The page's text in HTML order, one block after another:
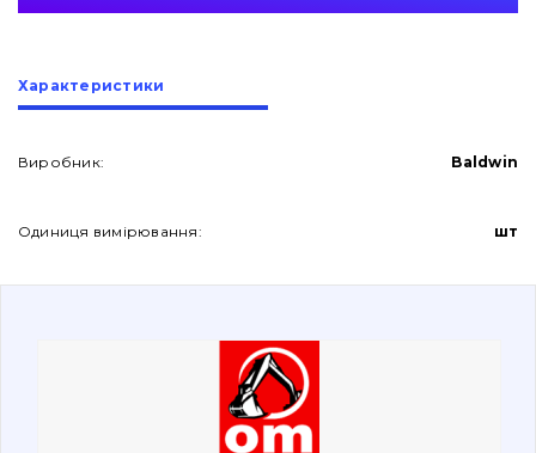
Про нас
Контакти
Вакансії
Фільтри та мастильні матеріали
Характеристики
Виробник: Baldwin
Одиниця вимірювання: шт